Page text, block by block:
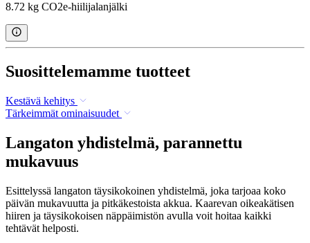
8.72 kg CO2e-hiilijalanjälki
Suosittelemamme tuotteet
Kestävä kehitys
Tärkeimmät ominaisuudet
Langaton yhdistelmä, parannettu
mukavuus
Esittelyssä langaton täysikokoinen yhdistelmä, joka tarjoaa koko
päivän mukavuutta ja pitkäkestoista akkua. Kaarevan oikeakätisen
hiiren ja täysikokoisen näppäimistön avulla voit hoitaa kaikki
tehtävät helposti.